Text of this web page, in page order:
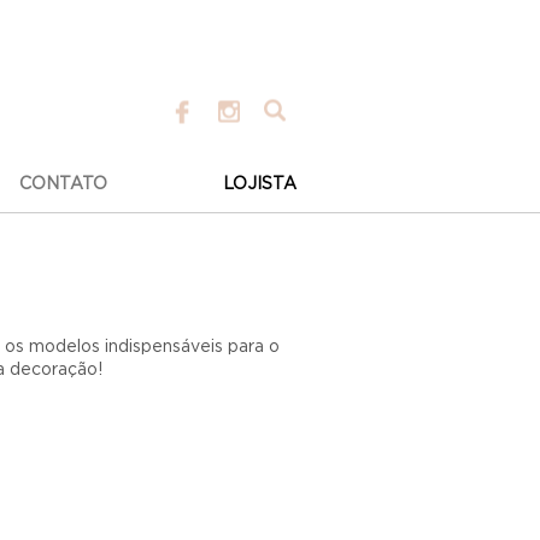
CONTATO LOJISTA
modelos indispensáveis para o
decoração!